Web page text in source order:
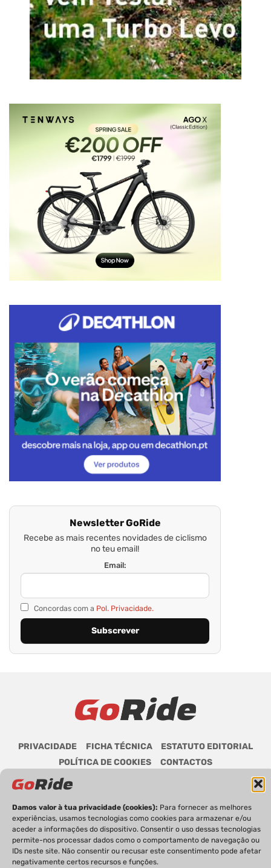
Damos valor à tua privacidade (cookies): Para fornecer as melhores
experiências, usamos tecnologias como cookies para armazenar e/ou
aceder a informações do dispositivo. Consentir o uso dessas tecnologias
permite-nos processar dados como o comportamento de navegação ou
IDs neste site. Não consentir ou recusar este consentimento pode afetar
negativamente certos recursos e funções.
Newsletter GoRide
Recebe as mais recentes novidades de ciclismo
no teu email!
Email:
Concordas com a Pol. Privacidade.
PRIVACIDADE FICHA TÉCNICA
ESTATUTO EDITORIAL
POLÍTICA DE COOKIES
CONTACTOS
GoRide 2026 | Todos os direitos reservados.